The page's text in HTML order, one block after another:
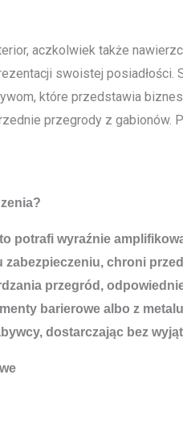
aczkolwiek także
swoistej
które przedstawia
przegrody z
potrafi wyraźnie
chroni
przegród,
barierowe albo z
dostarczając bez